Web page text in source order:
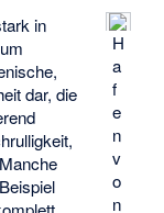
H
a
f
e
n
v
o
n
in
dar, die